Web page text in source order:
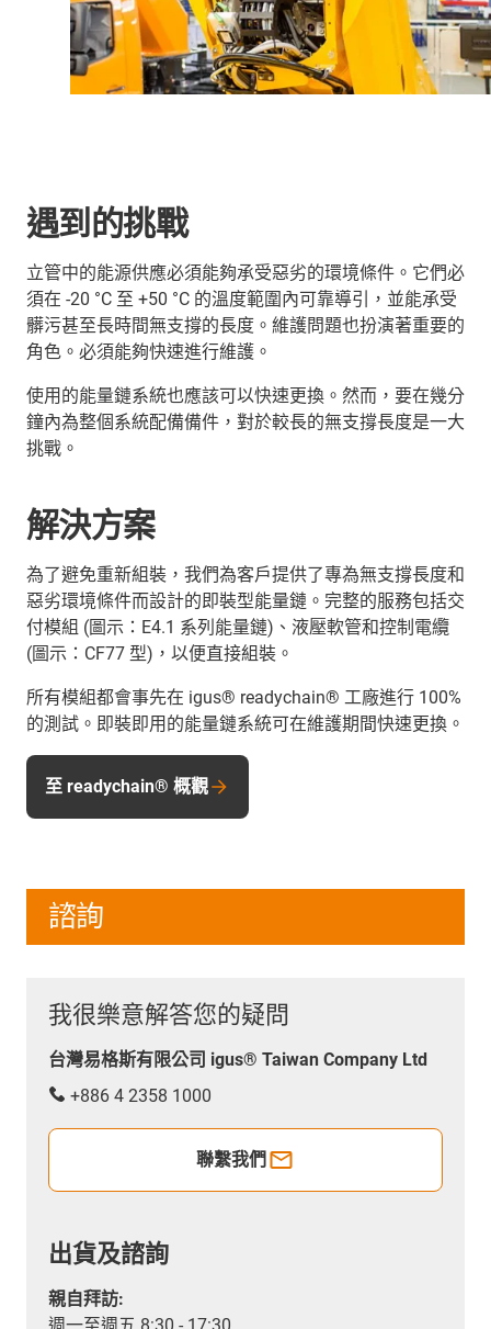
遇到的挑戰
立管中的能源供應必須能夠承受惡劣的環境條件。它們必
須在 -20 °C 至 +50 °C 的溫度範圍內可靠導引，並能承受
髒污甚至長時間無支撐的長度。維護問題也扮演著重要的
角色。必須能夠快速進行維護。
使用的能量鏈系統也應該可以快速更換。然而，要在幾分
鐘內為整個系統配備備件，對於較長的無支撐長度是一大
挑戰。
解決方案
為了避免重新組裝，我們為客戶提供了專為無支撐長度和
惡劣環境條件而設計的即裝型能量鏈。完整的服務包括交
付模組 (圖示：E4.1 系列能量鏈)、液壓軟管和控制電纜
(圖示：CF77 型)，以便直接組裝。
所有模組都會事先在 igus® readychain® 工廠進行 100%
的測試。即裝即用的能量鏈系統可在維護期間快速更換。
至 readychain® 概觀
諮詢
我很樂意解答您的疑問
台灣易格斯有限公司 igus® Taiwan Company Ltd
+886 4 2358 1000
聯繫我們
出貨及諮詢
親自拜訪: